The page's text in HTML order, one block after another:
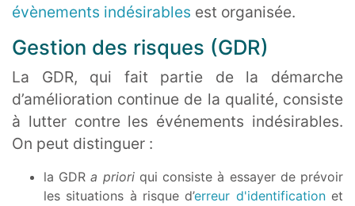
évènements indésirables est organisée.
Gestion des risques (GDR)
La GDR, qui fait partie de la démarche
d’amélioration continue de la qualité, consiste
à lutter contre les événements indésirables.
On peut distinguer :
la GDRa prioriqui consiste à essayer de prévoir
les situations à risque d’erreur d'identificationet